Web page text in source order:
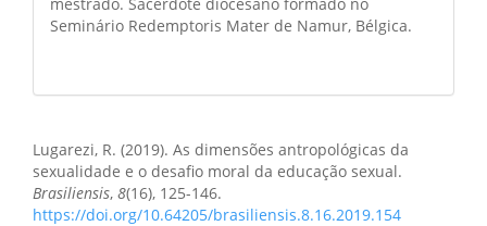
Seminário Redemptoris Mater de Namur, Bélgica.
Lugarezi, R. (2019). As dimensões antropológicas da
sexualidade e o desafio moral da educação sexual.
Brasiliensis, 8(16), 125-146.
https://doi.org/10.64205/brasiliensis.8.16.2019.154